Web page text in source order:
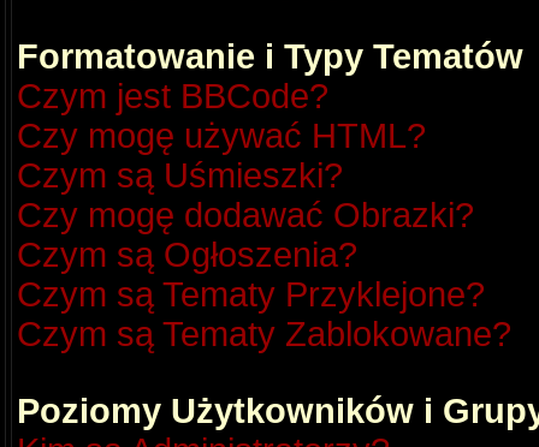
Formatowanie i Typy Tematów
Czym jest BBCode?
Czy mogę używać HTML?
Czym są Uśmieszki?
Czy mogę dodawać Obrazki?
Czym są Ogłoszenia?
Czym są Tematy Przyklejone?
Czym są Tematy Zablokowane?
Poziomy Użytkowników i